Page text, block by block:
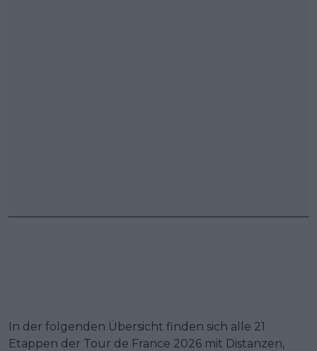
In der folgenden Übersicht finden sich alle 21
Etappen der Tour de France 2026 mit Distanzen,